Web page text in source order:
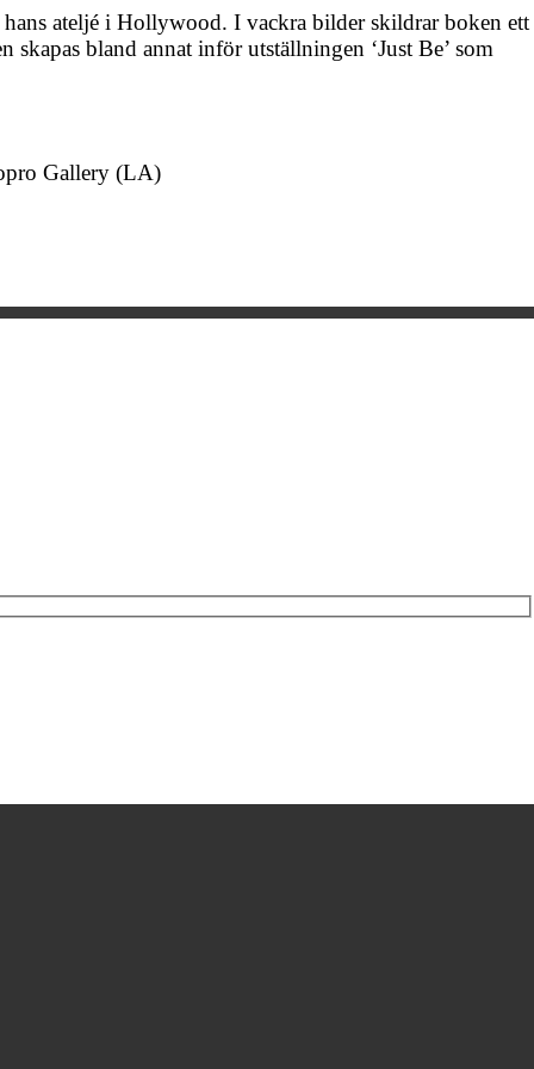
ateljé i Hollywood. I vackra bilder skildrar boken ett
bland annat inför utställningen ‘Just Be’ som
Gallery (LA)